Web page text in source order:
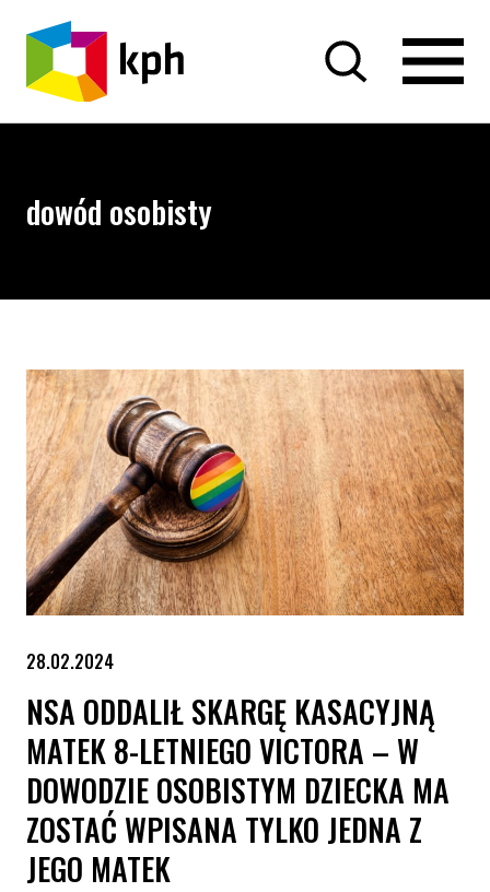
PRZEJDŹ DO TREŚCI
dowód osobisty
28.02.2024
NSA ODDALIŁ SKARGĘ KASACYJNĄ
MATEK 8-LETNIEGO VICTORA – W
DOWODZIE OSOBISTYM DZIECKA MA
ZOSTAĆ WPISANA TYLKO JEDNA Z
JEGO MATEK